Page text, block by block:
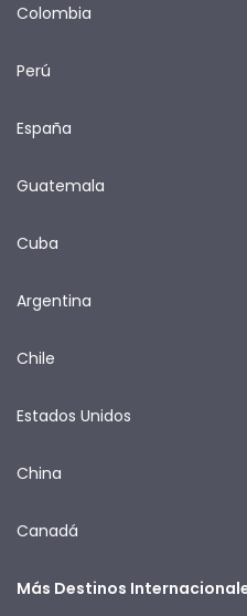
Colombia
Perú
España
Guatemala
Cuba
Argentina
Chile
Estados Unidos
China
Canadá
Más Destinos